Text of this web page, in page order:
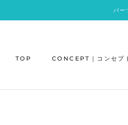
パー
TOP CONCEPT｜コンセプ